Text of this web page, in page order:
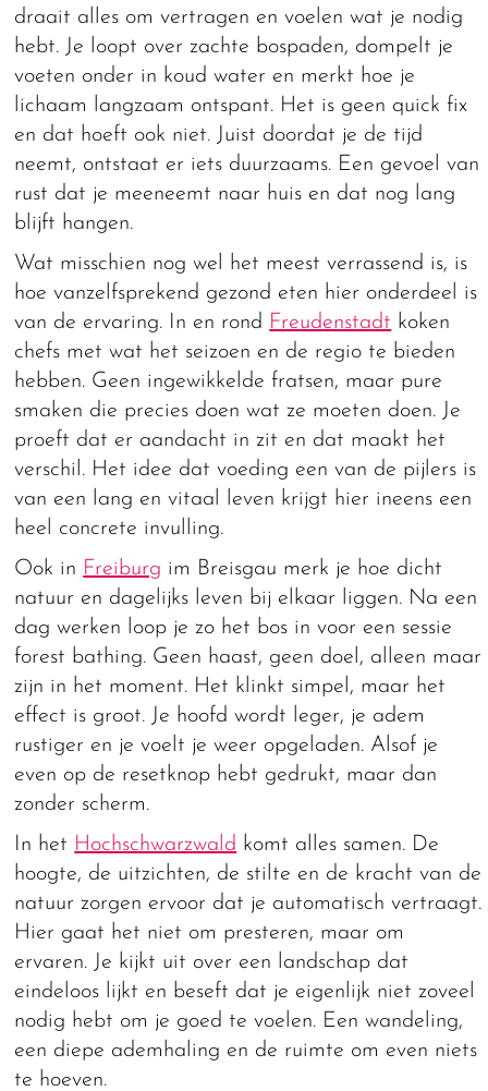
draait alles om vertragen en voelen wat je nodig
hebt. Je loopt over zachte bospaden, dompelt je
voeten onder in koud water en merkt hoe je
lichaam langzaam ontspant. Het is geen quick fix
en dat hoeft ook niet. Juist doordat je de tijd
neemt, ontstaat er iets duurzaams. Een gevoel van
rust dat je meeneemt naar huis en dat nog lang
blijft hangen.
Wat misschien nog wel het meest verrassend is, is
hoe vanzelfsprekend gezond eten hier onderdeel is
van de ervaring. In en rond Freudenstadt koken
chefs met wat het seizoen en de regio te bieden
hebben. Geen ingewikkelde fratsen, maar pure
smaken die precies doen wat ze moeten doen. Je
proeft dat er aandacht in zit en dat maakt het
verschil. Het idee dat voeding een van de pijlers is
van een lang en vitaal leven krijgt hier ineens een
heel concrete invulling.
Ook in Freiburg im Breisgau merk je hoe dicht
natuur en dagelijks leven bij elkaar liggen. Na een
dag werken loop je zo het bos in voor een sessie
forest bathing. Geen haast, geen doel, alleen maar
zijn in het moment. Het klinkt simpel, maar het
effect is groot. Je hoofd wordt leger, je adem
rustiger en je voelt je weer opgeladen. Alsof je
even op de resetknop hebt gedrukt, maar dan
zonder scherm.
In het Hochschwarzwald komt alles samen. De
hoogte, de uitzichten, de stilte en de kracht van de
natuur zorgen ervoor dat je automatisch vertraagt.
Hier gaat het niet om presteren, maar om
ervaren. Je kijkt uit over een landschap dat
eindeloos lijkt en beseft dat je eigenlijk niet zoveel
nodig hebt om je goed te voelen. Een wandeling,
een diepe ademhaling en de ruimte om even niets
te hoeven.